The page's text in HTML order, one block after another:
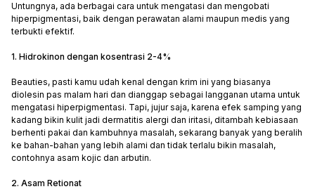
Untungnya, ada berbagai cara untuk mengatasi dan mengobati
hiperpigmentasi, baik dengan perawatan alami maupun medis yang
terbukti efektif.
1. Hidrokinon dengan kosentrasi 2-4%
Beauties, pasti kamu udah kenal dengan krim ini yang biasanya
diolesin pas malam hari dan dianggap sebagai langganan utama untuk
mengatasi hiperpigmentasi. Tapi, jujur saja, karena efek samping yang
kadang bikin kulit jadi dermatitis alergi dan iritasi, ditambah kebiasaan
berhenti pakai dan kambuhnya masalah, sekarang banyak yang beralih
ke bahan-bahan yang lebih alami dan tidak terlalu bikin masalah,
contohnya asam kojic dan arbutin.
2. Asam Retionat